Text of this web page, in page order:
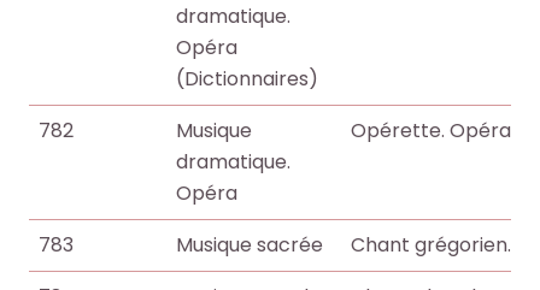
dramatique.
Opéra
(Dictionnaires)
782
Musique
dramatique.
Opéra
Opérette. Opéra
783 Musique sacrée
Chant grégorien.